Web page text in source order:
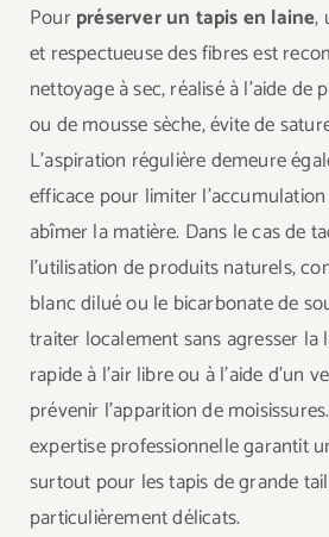
Pourpréserver un tapis en laine,
et respectueuse des fibres est
nettoyage à sec, réalisé à l’aide de
ou de mousse sèche, évite de
L’aspiration régulière demeure
efficace pour limiter
abîmer la matière. Dans le cas de
l’utilisation de produits naturels,
blanc dilué ou le bicarbonate de
traiter localement sans agresser la
rapide à l’air libre ou à l’aide d’un
prévenir l’apparition de
expertise professionnelle garantit
surtout pour les tapis de grande
particulièrement délicats.